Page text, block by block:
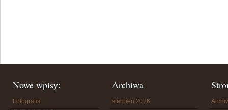
Nowe wpisy:
Fotografia
Archiwa
sierpień 2026